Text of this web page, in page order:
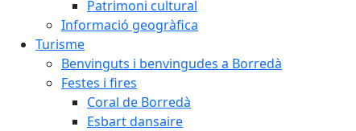
Patrimoni cultural
Informació geogràfica
Turisme
Benvinguts i benvingudes a Borredà
Festes i fires
Coral de Borredà
Esbart dansaire